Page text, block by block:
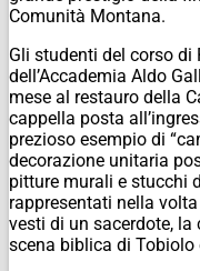
Comunità Montana.
Gli studenti del corso
dell’Accademia Aldo
mese al restauro della
cappella posta
prezioso esempio di
decorazione unitaria
pitture murali e stucchi
rappresentati nella
vesti di un sacerdote,
scena biblica di Tobiolo